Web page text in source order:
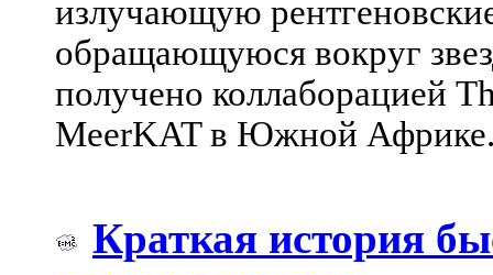
излучающую
обращающуюся вокруг
получено коллаборацией
MeerKAT в Южной
Краткая история